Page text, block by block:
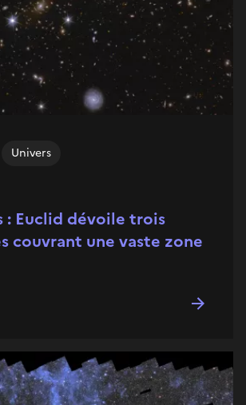
: Euclid dévoile trois
couvrant une vaste zone
Univers